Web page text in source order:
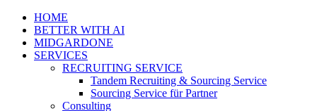
HOME
BETTER WITH AI
MIDGARDONE
SERVICES
RECRUITING SERVICE
Tandem Recruiting & Sourcing Service
Sourcing Service für Partner
Consulting